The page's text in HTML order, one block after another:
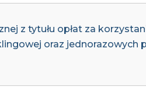
z tytułu opłat za
oraz jednorazowych